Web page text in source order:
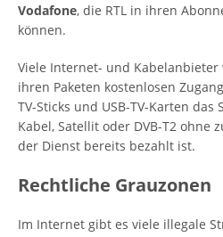
Vodafone, die RTL in ihren
können.
Viele Internet- und
ihren Paketen kostenlosen
TV-Sticks und USB-TV-Karten das
Kabel, Satellit oder DVB-T2 ohne
der Dienst bereits bezahlt ist.
Rechtliche Grauzonen
Im Internet gibt es viele illegale